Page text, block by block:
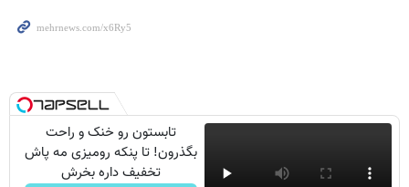
تابستون رو خنک و راحت
بگذرون! تا پنکه رومیزی مه پاش
تخفیف داره بخرش